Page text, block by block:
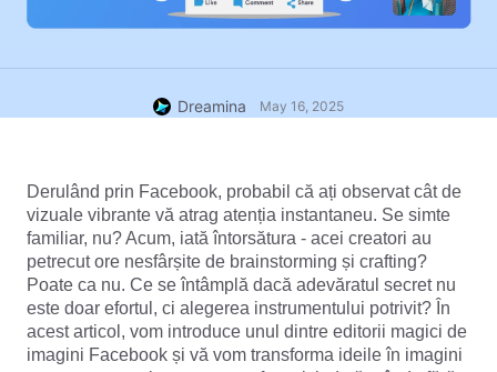
Dreamina May 16, 2025
Derulând prin Facebook, probabil că ați observat cât de
vizuale vibrante vă atrag atenția instantaneu. Se simte
familiar, nu? Acum, iată întorsătura - acei creatori au
petrecut ore nesfârșite de brainstorming și crafting?
Poate ca nu. Ce se întâmplă dacă adevăratul secret nu
este doar efortul, ci alegerea instrumentului potrivit? În
acest articol, vom introduce unul dintre editorii magici de
imagini Facebook și vă vom transforma ideile în imagini